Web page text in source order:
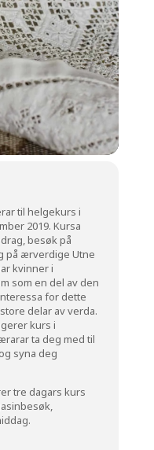
til helgekurs i
2019. Kursa
besøk på
på ærverdige Utne
kvinner i
som en del av den
for dette
delar av verda.
kurs i
ta deg med til
syna deg
tre dagars kurs